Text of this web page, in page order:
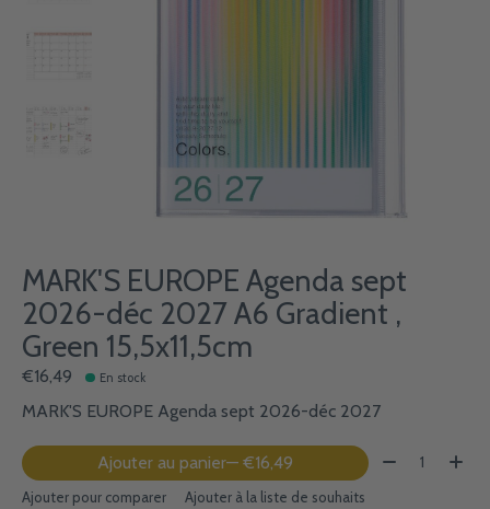
MARK'S EUROPE Agenda sept
2026-déc 2027 A6 Gradient ,
Green 15,5x11,5cm
€16,49 En stock
MARK'S EUROPE Agenda sept 2026-déc 2027
Ajouter au panier — €16,49 Quantité:
Ajouter pour comparer Ajouter à la liste de souhaits